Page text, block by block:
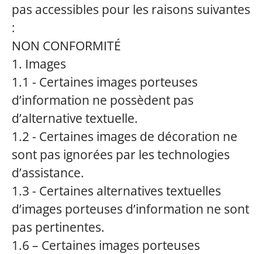
pas accessibles pour les raisons suivantes
:
NON CONFORMITÉ
1. Images
1.1 - Certaines images porteuses
d’information ne possèdent pas
d’alternative textuelle.
1.2 - Certaines images de décoration ne
sont pas ignorées par les technologies
d’assistance.
1.3 - Certaines alternatives textuelles
d’images porteuses d’information ne sont
pas pertinentes.
1.6 – Certaines images porteuses